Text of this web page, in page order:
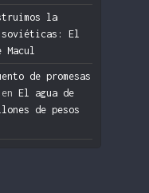
la
soviéticas: El
de promesas
en El agua de
de pesos